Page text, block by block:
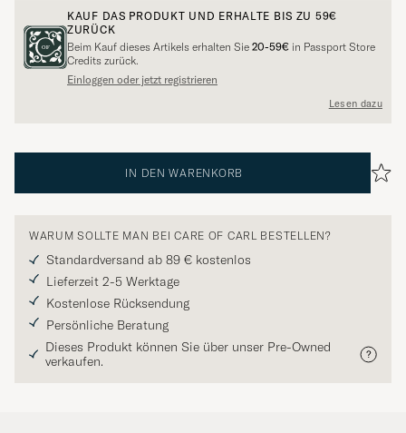
KAUF DAS PRODUKT UND ERHALTE BIS ZU 59€
ZURÜCK
Beim Kauf dieses Artikels erhalten Sie 20-59€ in Passport Store
Credits zurück.
Einloggen oder jetzt registrieren
Lesen dazu
IN DEN WARENKORB
WARUM SOLLTE MAN BEI CARE OF CARL BESTELLEN?
Standardversand ab 89 € kostenlos
Lieferzeit 2-5 Werktage
Kostenlose Rücksendung
Persönliche Beratung
Dieses Produkt können Sie über unser Pre-Owned
verkaufen.